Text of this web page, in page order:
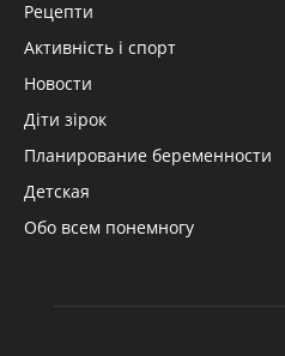
Рецепти
Активність і спорт
Новости
Діти зірок
Планирование беременности
Детская
Обо всем понемногу